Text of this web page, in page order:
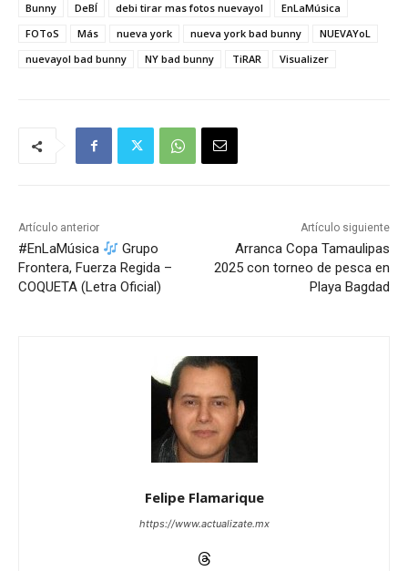
Bunny
DeBÍ debi tirar mas fotos nuevayol
EnLaMúsica
FOToS
Más nueva york nueva york bad bunny
NUEVAYoL
nuevayol bad bunny
NY bad bunny TiRAR Visualizer
Artículo anterior
#EnLaMúsica
Grupo
Frontera, Fuerza Regida –
COQUETA (Letra Oficial)
Artículo siguiente
Arranca Copa Tamaulipas
2025 con torneo de pesca en
Playa Bagdad
Felipe Flamarique
https://www.actualizate.mx